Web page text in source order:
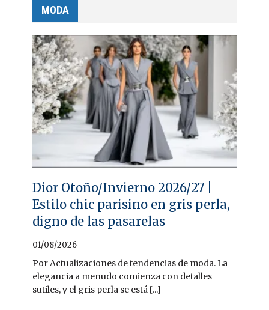
MODA
Dior Otoño/Invierno 2026/27 |
Estilo chic parisino en gris perla,
digno de las pasarelas
01/08/2026
Por Actualizaciones de tendencias de moda. La
elegancia a menudo comienza con detalles
sutiles, y el gris perla se está [...]